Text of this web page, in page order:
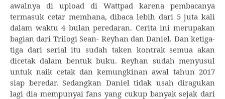
awalnya di upload di Wattpad karena pembacanya
termasuk cetar memhana, dibaca lebih dari 5 juta kali
dalam waktu 4 bulan peredaran. Cerita ini merupakan
bagian dari Trilogi Sean- Reyhan dan Daniel. Dan ketiga-
tiga dari serial itu sudah taken kontrak semua akan
dicetak dalam bentuk buku. Reyhan sudah menyusul
untuk naik cetak dan kemungkinan awal tahun 2017
siap beredar. Sedangkan Daniel tidak usah diragukan
lagi dia mempunyai fans yang cukup banyak sejak dari